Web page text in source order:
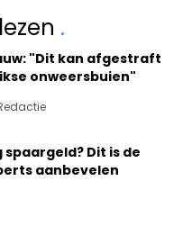
.
"Dit kan afgestraft
onweersbuien"
spaargeld? Dit is de
aanbevelen